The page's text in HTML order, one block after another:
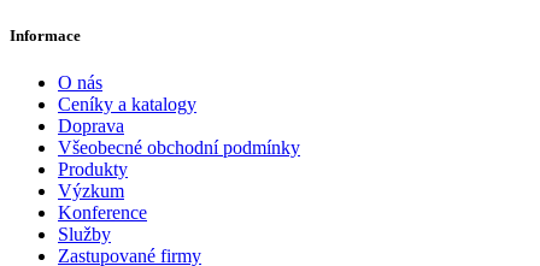
Informace
O nás
Ceníky a katalogy
Doprava
Všeobecné obchodní podmínky
Produkty
Výzkum
Konference
Služby
Zastupované firmy